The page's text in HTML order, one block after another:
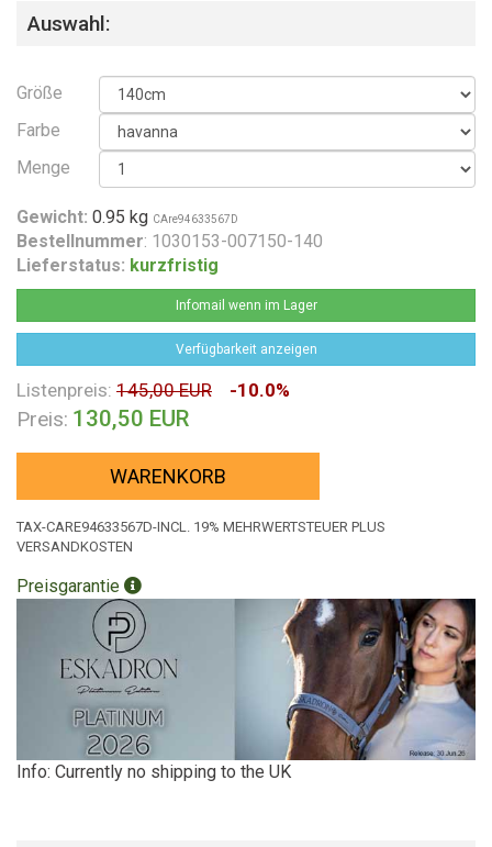
Auswahl:
Größe
Farbe
Menge
Gewicht: 0.95 kg CAre94633567D
Bestellnummer: 1030153-007150-140
Lieferstatus: kurzfristig
Infomail wenn im Lager
Verfügbarkeit anzeigen
Listenpreis: 145,00 EUR -10.0%
Preis: 130,50 EUR
WARENKORB
TAX-CARE94633567D-INCL. 19% MEHRWERTSTEUER PLUS
VERSANDKOSTEN
Preisgarantie
Info: Currently no shipping to the UK